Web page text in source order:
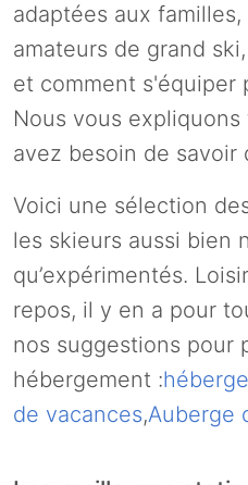
adaptées aux
amateurs de grand
et comment s'équiper
Nous vous
avez besoin de savoir
Voici une sélection
les skieurs aussi bien
qu’expérimentés.
repos, il y en a pour
nos suggestions pour
hébergement :
de vacances,Auberge